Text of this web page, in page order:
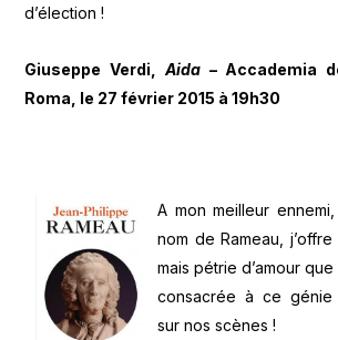
d’élection !
Giuseppe Verdi, Aida– Accademia
Roma, le 27 février 2015 à 19h30
A mon meilleur
nom de Rameau,
mais pétrie d’amour
consacrée à ce
sur nos scènes !